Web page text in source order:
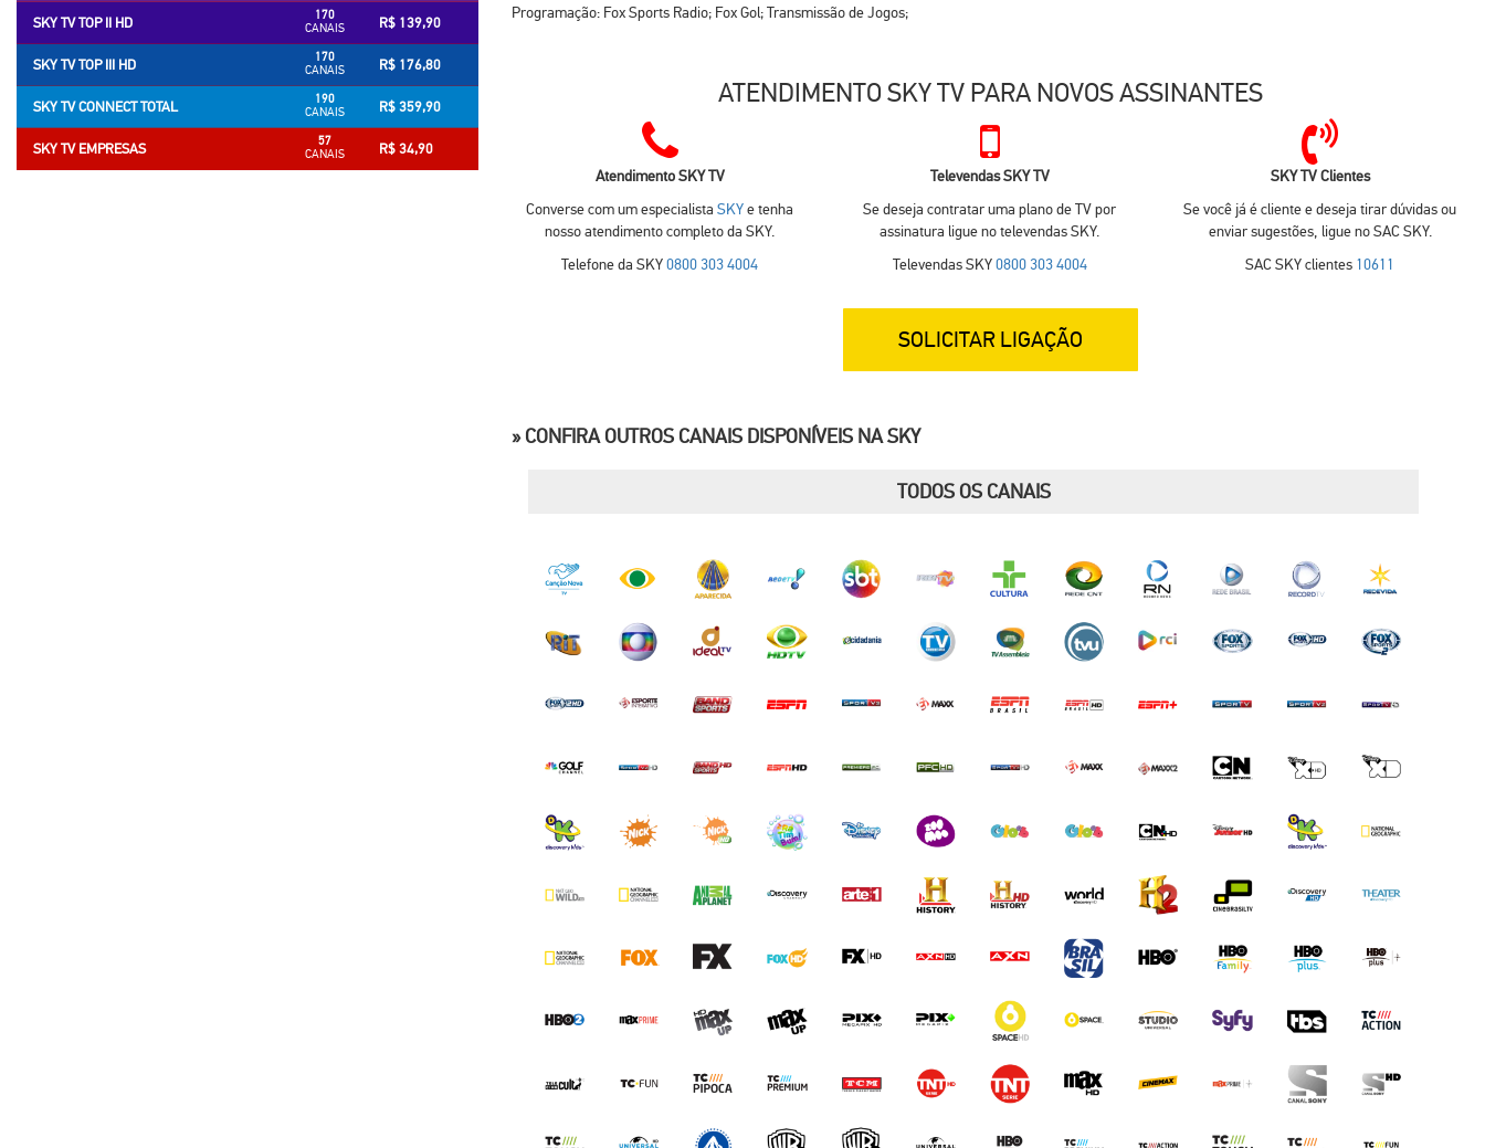
SKY TV TOP II HD
170
CANAIS
R$ 139,90
SKY TV TOP III HD
170
CANAIS
R$ 176,80
SKY TV CONNECT TOTAL
190
CANAIS
R$ 359,90
SKY TV EMPRESAS
57
CANAIS
R$ 34,90
Programação: Fox Sports Radio; Fox Gol; Transmissão de Jogos;
ATENDIMENTO SKY TV PARA NOVOS ASSINANTES
Atendimento SKY TV
Converse com um especialistaSKYe tenha
nosso atendimento completo da SKY.
Telefone da SKY0800 303 4004
Televendas SKY TV
Se deseja contratar uma plano de TV por
assinatura ligue no televendas SKY.
Televendas SKY0800 303 4004
SKY TV Clientes
Se você já é cliente e deseja tirar dúvidas ou
enviar sugestões, ligue no SAC SKY.
SAC SKY clientes 10611
SOLICITAR LIGAÇÃO
» CONFIRA OUTROS CANAIS DISPONÍVEIS NA SKY
TODOS OS CANAIS